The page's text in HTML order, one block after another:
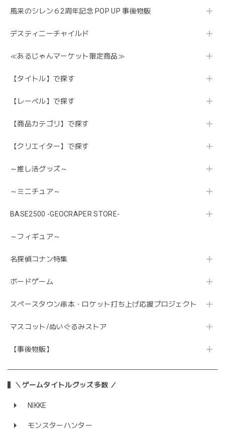
風来のシレン６2周年記念 POP UP 事後物販
デスティニーチャイルド
≪あるじゃんマーケット限定商品≫
【タイトル】で探す
【レーベル】で探す
【商品カテゴリ】で探す
【クリエイター】で探す
～推し活グッズ～
～ミニチュア～
BASE2500 -GEOCRAPER STORE-
～フィギュア～
名探偵コナン特集
ボードゲーム
スペースタウン串本・ロケット打ち上げ応援プロジェクト
マスコット/ぬいぐるみストア
【事後物販】
＼ゲームタイトルグッズ多数 ／
NIKKE
モンスターハンター